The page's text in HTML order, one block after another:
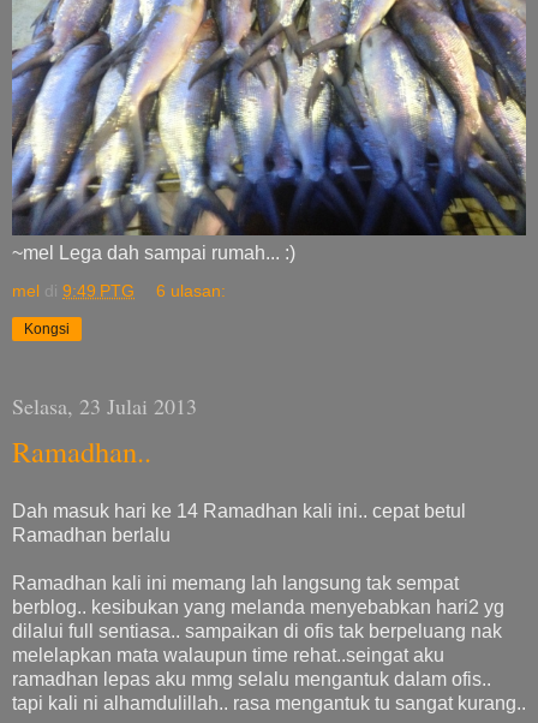
~mel Lega dah sampai rumah... :)
mel di 9:49 PTG 6 ulasan:
Kongsi
Selasa, 23 Julai 2013
Ramadhan..
Dah masuk hari ke 14 Ramadhan kali ini.. cepat betul
Ramadhan berlalu
Ramadhan kali ini memang lah langsung tak sempat
berblog.. kesibukan yang melanda menyebabkan hari2 yg
dilalui full sentiasa.. sampaikan di ofis tak berpeluang nak
melelapkan mata walaupun time rehat..seingat aku
ramadhan lepas aku mmg selalu mengantuk dalam ofis..
tapi kali ni alhamdulillah.. rasa mengantuk tu sangat kurang..